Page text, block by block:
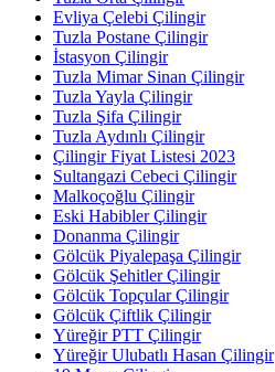
Evliya Çelebi Çilingir
Tuzla Postane Çilingir
İstasyon Çilingir
Tuzla Mimar Sinan Çilingir
Tuzla Yayla Çilingir
Tuzla Şifa Çilingir
Tuzla Aydınlı Çilingir
Çilingir Fiyat Listesi 2023
Sultangazi Cebeci Çilingir
Malkoçoğlu Çilingir
Eski Habibler Çilingir
Donanma Çilingir
Gölcük Piyalepaşa Çilingir
Gölcük Şehitler Çilingir
Gölcük Topçular Çilingir
Gölcük Çiftlik Çilingir
Yüreğir PTT Çilingir
Yüreğir Ulubatlı Hasan Çilingir